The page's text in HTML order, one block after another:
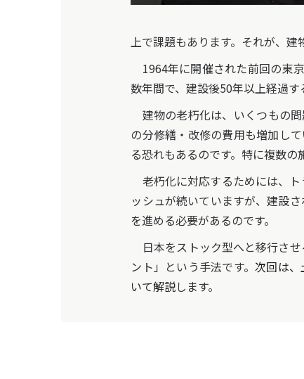
上で課題もあります。それが、建
1964年に開催された前回の東
数年間で、建設後50年以上経過す
建物の老朽化は、いくつもの
の分修繕・改修の費用も増加し
る恐れもあるのです。特に複数の
老朽化に対応するためには、
ッシュが続いていますが、建設
を進める必要があるのです。
日本をストック型へと移行さ
ント」という手法です。次回は
いて解説します。